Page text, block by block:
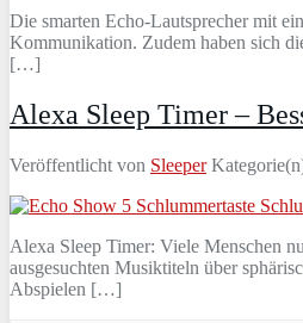
Die smarten Echo-Lautsprecher mit
Kommunikation. Zudem haben sich
[…]
Alexa Sleep Timer –
Veröffentlicht von Sleeper
Alexa Sleep Timer: Viele Menschen
ausgesuchten Musiktiteln über
Abspielen […]